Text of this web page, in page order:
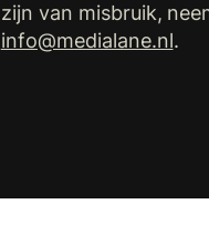
zijn van misbruik,
info@medialane.nl.